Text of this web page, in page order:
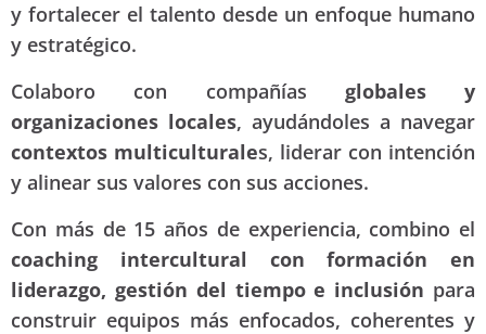
y fortalecer el talento desde un enfoque humano
y estratégico.
Colaboro con compañías globales y
organizaciones locales, ayudándoles a navegar
contextos multiculturales, liderar con intención
y alinear sus valores con sus acciones.
Con más de 15 años de experiencia, combino el
coaching intercultural con formación en
liderazgo, gestión del tiempo e inclusión para
construir equipos más enfocados, coherentes y